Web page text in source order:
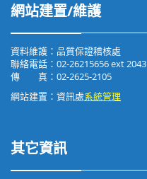
網站建置/維護
資料維護：品質保證稽核處
聯絡電話：02-26215656 ext 2043
傳 真：02-2625-2105
網站建置：資訊處系統管理
其它資訊